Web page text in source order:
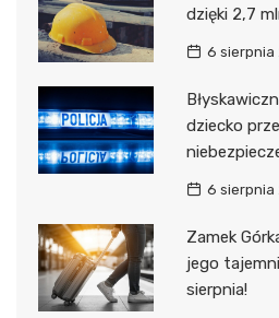
dzięki 2,7
6 sierpnia
dziecko
6 sierpnia
Zamek
jego
sierpnia!